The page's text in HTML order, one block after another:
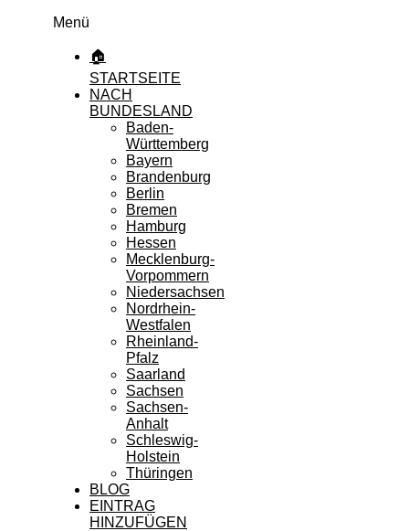
Menü
🏠
STARTSEITE
NACH
BUNDESLAND
Baden-
Württemberg
Bayern
Brandenburg
Berlin
Bremen
Hamburg
Hessen
Mecklenburg-
Vorpommern
Niedersachsen
Nordrhein-
Westfalen
Rheinland-
Pfalz
Saarland
Sachsen
Sachsen-
Anhalt
Schleswig-
Holstein
Thüringen
BLOG
EINTRAG
HINZUFÜGEN